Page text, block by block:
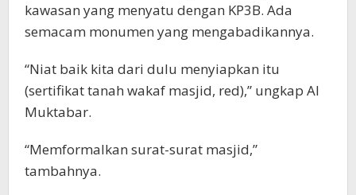
kawasan yang menyatu dengan KP3B. Ada
semacam monumen yang mengabadikannya.
“Niat baik kita dari dulu menyiapkan itu
(sertifikat tanah wakaf masjid, red),” ungkap Al
Muktabar.
“Memformalkan surat-surat masjid,”
tambahnya.